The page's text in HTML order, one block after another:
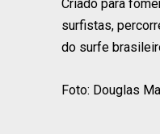
Criado para
surfistas,
do surfe
Foto: Douglas